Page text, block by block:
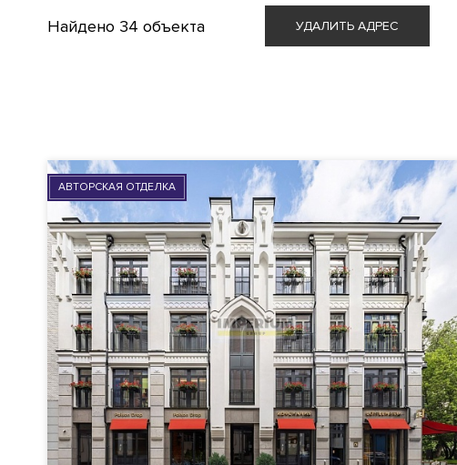
Найдено 34 объекта УДАЛИТЬ АДРЕС
АВТОРСКАЯ ОТДЕЛКА